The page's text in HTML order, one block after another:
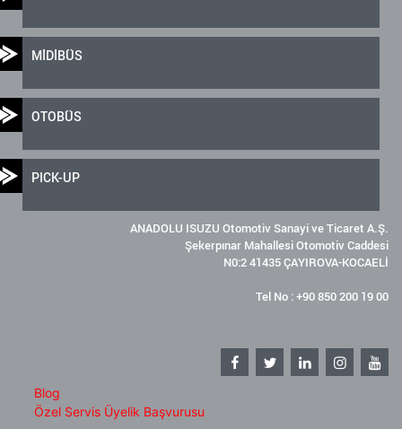
MİDİBÜS
OTOBÜS
PICK-UP
ANADOLU ISUZU Otomotiv Sanayi ve Ticaret A.Ş.
Şekerpınar Mahallesi Otomotiv Caddesi
N0:2 41435 ÇAYIROVA-KOCAELİ
Tel No : +90 850 200 19 00
Blog
Özel Servis Üyelik Başvurusu